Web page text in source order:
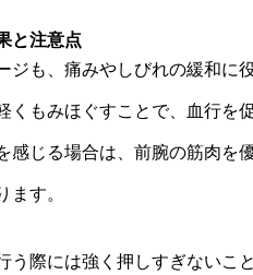
と注意点
ジも、痛みやしびれの緩和
くもみほぐすことで、血行を
感じる場合は、前腕の筋肉
ます。
う際には強く押しすぎないこ